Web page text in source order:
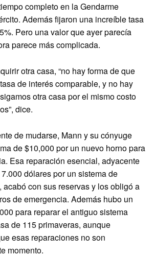
completo en la Gendarme
Además fijaron una increíble tasa
Pero una valor que ayer parecía
parece más complicada.
otra casa, “no hay forma de que
de interés comparable, y no hay
otra casa por el mismo costo
dice.
de mudarse, Mann y su cónyuge
de $10,000 por un nuevo horno para
Esa reparación esencial, adyacente
dólares por un sistema de
acabó con sus reservas y los obligó a
de emergencia. Además hubo un
para reparar el antiguo sistema
de 115 primaveras, aunque
esas reparaciones no son
momento.